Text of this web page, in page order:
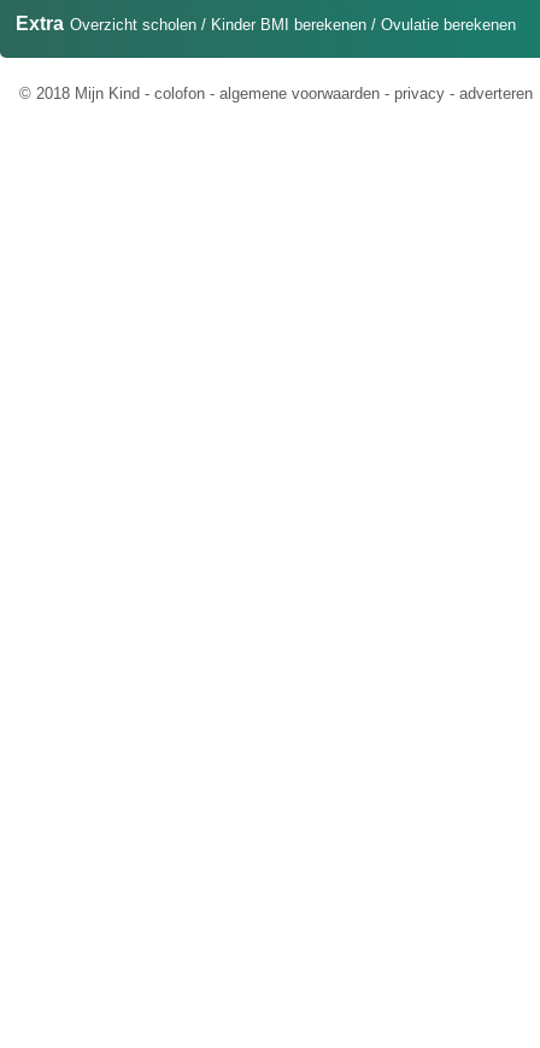
Extra Overzicht scholen / Kinder BMI berekenen / Ovulatie berekenen
© 2018 Mijn Kind - colofon - algemene voorwaarden - privacy - adverteren